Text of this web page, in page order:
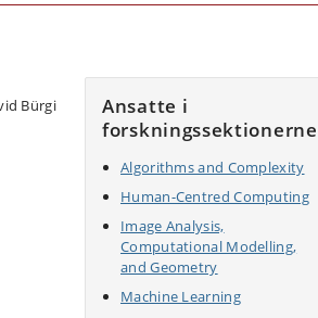
Ansatte i
forskningssektionerne
Algorithms and Complexity
Human-Centred Computing
Image Analysis,
Computational Modelling,
and Geometry
Machine Learning